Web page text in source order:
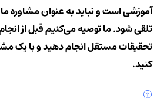
آموزشی است و نباید به عنوان مشاوره
تلقی شود. ما توصیه می‌کنیم قبل از
تحقیقات مستقل انجام دهید و با یک
کنید.